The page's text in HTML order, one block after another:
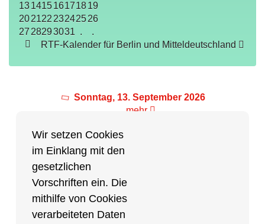
Wir setzen Cookies
im Einklang mit den
gesetzlichen
Vorschriften ein. Die
mithilfe von Cookies
verarbeiteten Daten
13141516171819
202122 23242526
27 28293031 .
.
RTF-Kalender für Berlin und Mitteldeutschland
Sonntag, 13. September 2026
mehr
Partner des Breitensports